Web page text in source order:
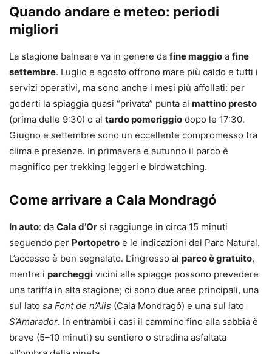
Quando andare e meteo: periodi
migliori
La stagione balneare va in genere da fine maggio a fine
settembre. Luglio e agosto offrono mare più caldo e tutti i
servizi operativi, ma sono anche i mesi più affollati: per
goderti la spiaggia quasi “privata” punta al mattino presto
(prima delle 9:30) o al tardo pomeriggio dopo le 17:30.
Giugno e settembre sono un eccellente compromesso tra
clima e presenze. In primavera e autunno il parco è
magnifico per trekking leggeri e birdwatching.
Come arrivare a Cala Mondragó
In auto: da Cala d’Or si raggiunge in circa 15 minuti
seguendo per Portopetro e le indicazioni del Parc Natural.
L’accesso è ben segnalato. L’ingresso al parco è gratuito,
mentre i parcheggi vicini alle spiagge possono prevedere
una tariffa in alta stagione; ci sono due aree principali, una
sul lato sa Font de n’Alis (Cala Mondragó) e una sul lato
S’Amarador. In entrambi i casi il cammino fino alla sabbia è
breve (5–10 minuti) su sentiero o stradina asfaltata